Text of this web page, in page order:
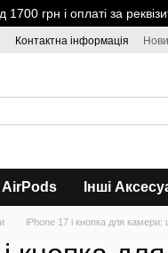
1700 грн і оплаті за
Контактна інформація
AirPods Інші
iPhone 17 і кнопка для камери: